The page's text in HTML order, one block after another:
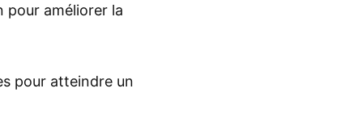
pour améliorer la
pour atteindre un